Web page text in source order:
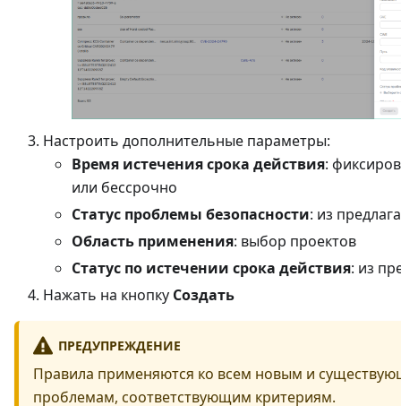
Настроить дополнительные параметры:
Время истечения срока действия:
или бессрочно
Статус проблемы безопасности: из
Область применения: выбор проектов
Статус по истечении срока действия: из
Нажать на кнопку Создать
ПРЕДУПРЕЖДЕНИЕ
Правила применяются ко всем новым и
проблемам, соответствующим критериям.